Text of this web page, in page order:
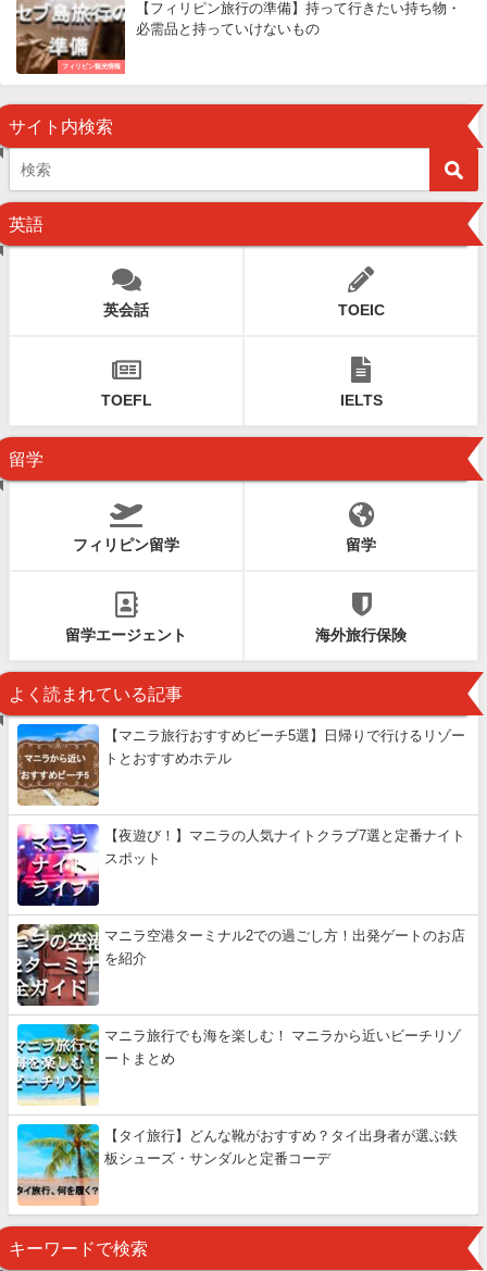
フィリピン観光情報
【フィリピン旅行の準備】持って行きたい持ち物・
必需品と持っていけないもの
サイト内検索
英語
英会話 TOEIC
TOEFL IELTS
留学
フィリピン留学 留学
留学エージェント 海外旅行保険
よく読まれている記事
【マニラ旅行おすすめビーチ5選】日帰りで行けるリゾー
トとおすすめホテル
【夜遊び！】マニラの人気ナイトクラブ7選と定番ナイト
スポット
マニラ空港ターミナル2での過ごし方！出発ゲートのお店
を紹介
マニラ旅行でも海を楽しむ！ マニラから近いビーチリゾ
ートまとめ
【タイ旅行】どんな靴がおすすめ？タイ出身者が選ぶ鉄
板シューズ・サンダルと定番コーデ
キーワードで検索